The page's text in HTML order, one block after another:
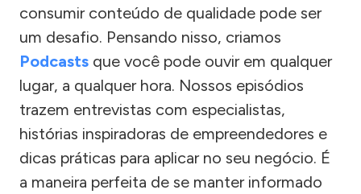
consumir conteúdo de qualidade pode ser
um desafio. Pensando nisso, criamos
Podcasts que você pode ouvir em qualquer
lugar, a qualquer hora. Nossos episódios
trazem entrevistas com especialistas,
histórias inspiradoras de empreendedores e
dicas práticas para aplicar no seu negócio. É
a maneira perfeita de se manter informado